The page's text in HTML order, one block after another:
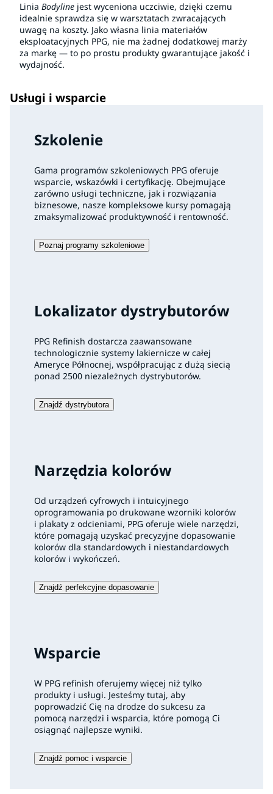
Linia Bodyline jest wyceniona uczciwie, dzięki czemu
idealnie sprawdza się w warsztatach zwracających
uwagę na koszty. Jako własna linia materiałów
eksploatacyjnych PPG, nie ma żadnej dodatkowej marży
za markę — to po prostu produkty gwarantujące jakość i
wydajność.
Usługi i wsparcie
Szkolenie
Gama programów szkoleniowych PPG oferuje
wsparcie, wskazówki i certyfikację. Obejmujące
zarówno usługi techniczne, jak i rozwiązania
biznesowe, nasze kompleksowe kursy pomagają
zmaksymalizować produktywność i rentowność.
Poznaj programy szkoleniowe
Lokalizator dystrybutorów
PPG Refinish dostarcza zaawansowane
technologicznie systemy lakiernicze w całej
Ameryce Północnej, współpracując z dużą siecią
ponad 2500 niezależnych dystrybutorów.
Znajdź dystrybutora
Narzędzia kolorów
Od urządzeń cyfrowych i intuicyjnego
oprogramowania po drukowane wzorniki kolorów
i plakaty z odcieniami, PPG oferuje wiele narzędzi,
które pomagają uzyskać precyzyjne dopasowanie
kolorów dla standardowych i niestandardowych
kolorów i wykończeń.
Znajdź perfekcyjne dopasowanie
Wsparcie
W PPG refinish oferujemy więcej niż tylko
produkty i usługi. Jesteśmy tutaj, aby
poprowadzić Cię na drodze do sukcesu za
pomocą narzędzi i wsparcia, które pomogą Ci
osiągnąć najlepsze wyniki.
Znajdź pomoc i wsparcie